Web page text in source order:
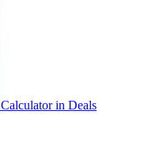
Calculator in Deals